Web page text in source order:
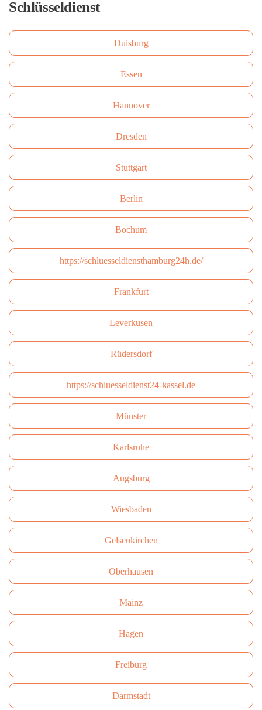
Schlüsseldienst
Duisburg
Essen
Hannover
Dresden
Stuttgart
Berlin
Bochum
https://schluesseldiensthamburg24h.de/
Frankfurt
Leverkusen
Rüdersdorf
https://schluesseldienst24-kassel.de
Münster
Karlsruhe
Augsburg
Wiesbaden
Gelsenkirchen
Oberhausen
Mainz
Hagen
Freiburg
Darmstadt